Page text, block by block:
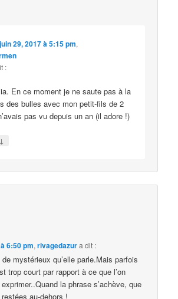
juin 29, 2017 à 5:15 pm,
:
En ce moment je ne saute pas à la
des bulles avec mon petit-fils de 2
pas vu depuis un an (il adore !)
↓
6:50 pm,rivagedazura dit :
de mystérieux qu’elle parle.Mais parfois
trop court par rapport à ce que l’on
la phrase s’achève, que
au-dehors !